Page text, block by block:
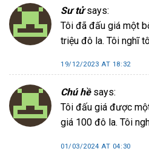
Sư tử says:
Tôi đã đấu giá một
triệu đô la. Tôi nghĩ
19/12/2023 AT 18:32
Chú hề says:
Tôi đấu giá được
giá 100 đô la. Tôi
01/03/2024 AT 04:30